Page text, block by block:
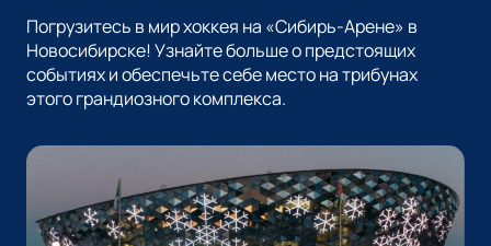
Погрузитесь в мир хоккея на «Сибирь-Арене» в
Новосибирске! Узнайте больше о предстоящих
событиях и обеспечьте себе место на трибунах
этого грандиозного комплекса.